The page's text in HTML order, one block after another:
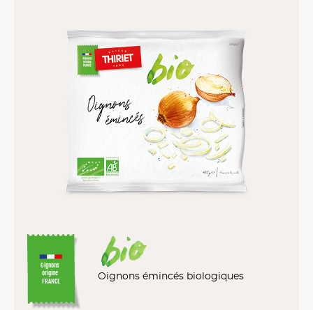
Oignons
origine
FRANCE Oignons émincés biologiques